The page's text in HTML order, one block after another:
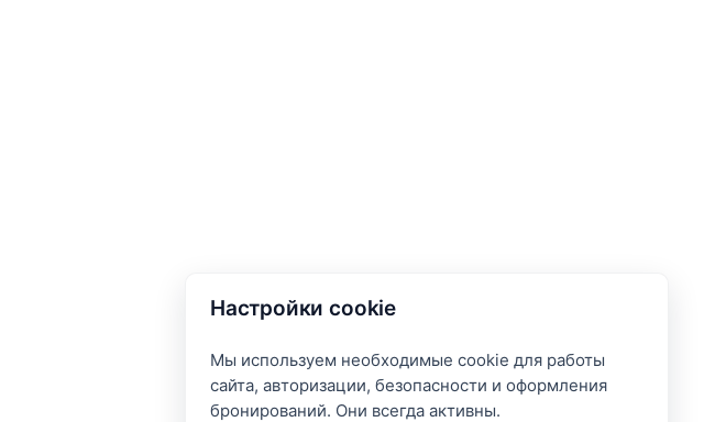
Настройки cookie
Мы используем необходимые cookie для работы
сайта, авторизации, безопасности и оформления
бронирований. Они всегда активны.